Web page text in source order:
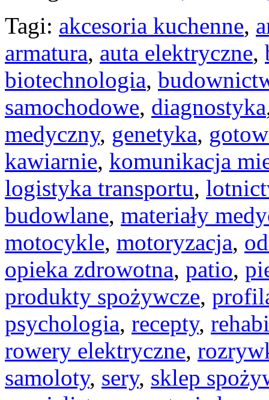
Tagi: akcesoria kuchenne,
armatura, auta elektryczne,
biotechnologia,
samochodowe, diagnostyka
medyczny, genetyka,
kawiarnie, komunikacja
logistyka transportu,
budowlane, materiały
motocykle, motoryzacja,
opieka zdrowotna, patio,
produkty spożywcze,
psychologia, recepty,
rowery elektryczne,
samoloty, sery, sklep